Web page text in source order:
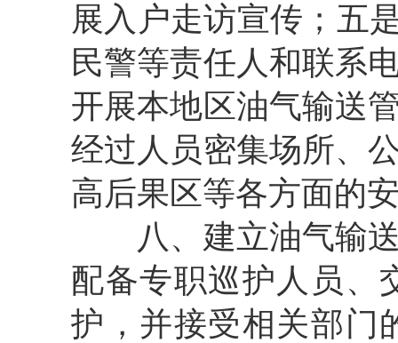
展入户走访宣传；五
民警等责任人和联系
开展本地区油气输送
经过人员密集场所、
高后果区等各方面的
八、建立油气输送
配备专职巡护人员、
护，并接受相关部门